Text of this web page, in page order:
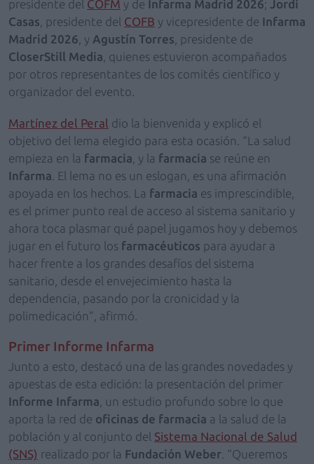
presidente del COFM y de Infarma Madrid 2026; Jordi
Casas , presidente del COFB y vicepresidente de Infarma
Madrid 2026 , y Agustín Torres , presidente de
CloserStill Media , quienes estuvieron acompañados
por otros representantes de los comités científico y
organizador del evento.
Martínez del Peral dio la bienvenida y explicó el
objetivo del lema elegido para esta ocasión. “La salud
empieza en la farmacia , y la farmacia se reúne en
Infarma . El lema no es un eslogan, es una afirmación
apoyada en los hechos. La farmacia es imprescindible,
es el primer punto real de acceso al sistema sanitario y
ahora toca plasmar qué papel jugamos hoy y debemos
jugar en el futuro los farmacéuticos para ayudar a
hacer frente a los grandes desafíos del sistema
sanitario, desde el envejecimiento hasta la
dependencia, pasando por la cronicidad y la
polimedicación”, afirmó.
Primer Informe Infarma
Junto a esto, destacó una de las grandes novedades y
apuestas de esta edición: la presentación del primer
Informe Infarma , un estudio profundo sobre lo que
aporta la red de oficinas de farmacia a la salud de la
población y al conjunto del Sistema Nacional de Salud
(SNS) realizado por la Fundación Weber . “Queremos